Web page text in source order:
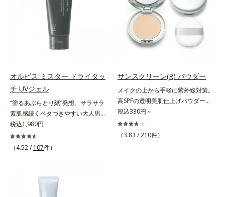
オルビス ミスター ドライタッ
チ UVジェル
“塗るあぶらとり紙”発想。サラサラ
素肌感続くベタつきやすい大人男性
肌のための日焼け止めジェル。メン
ズブランド「オルビス ミスター」
の日焼け止めです。SPF50+・
ジングは不要。通勤にも長時間のレ
ジャーにも、毎日手軽にお使いいた
税込1,980円
（4.52 / 107件）
サンスクリーン(R) パウダー
メイクの上から手軽に紫外線対策。
高SPFの透明美肌仕上げパウダー。
メイクの上から手を汚さずに紫外線
対策ができるUVカットパウダーで
す。“素肌のようななめらかな軽
税込330円～
（3.83 /210件）